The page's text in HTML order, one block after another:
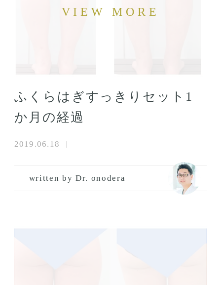
ふくらはぎすっきりセット1
か月の経過
2019.06.18
written by Dr. onodera